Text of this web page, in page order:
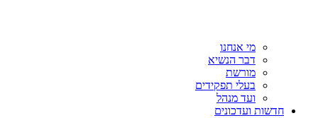
מי אנחנו
דבר הנשיא
מורשת
בעלי תפקידים
ועד מנהל
חדשות ועדכונים